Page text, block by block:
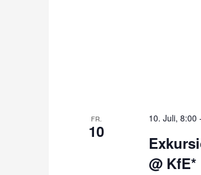
FR.
10
10. Juli, 8:00 -
@ KfE*